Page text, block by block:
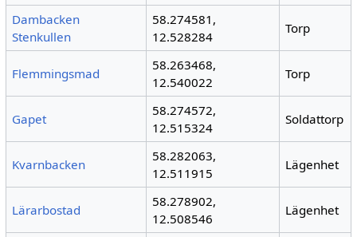
Dambacken
Stenkullen
58.274581,
12.528284
Torp
Flemmingsmad
58.263468,
12.540022
Torp
Gapet
58.274572,
12.515324
Soldattorp
Kvarnbacken
58.282063,
12.511915
Lägenhet
Lärarbostad
58.278902,
12.508546
Lägenhet